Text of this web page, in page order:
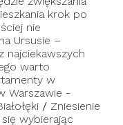
krok po
nie
Ursusie –
najciekawszych
warto
w
Warszawie -
/ Zniesienie
wybierając